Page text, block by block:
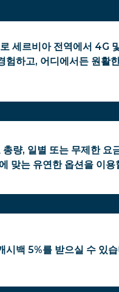
세르비아 전역에서 4G
험하고, 어디에서든 원활
량, 일별 또는 무제한 요
맞는 유연한 옵션을 이용
백 5%를 받으실 수 있습